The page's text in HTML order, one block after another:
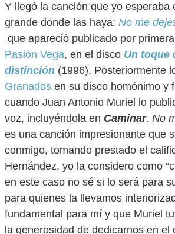
Y llegó la canción que yo esperaba
grande donde las haya: No me
que apareció publicado por
Pasión Vega, en el disco Un toque
distinción (1996). Posteriormente
Granados en su disco homónimo y
cuando Juan Antonio Muriel lo
voz, incluyéndola en Caminar. No
es una canción impresionante que
conmigo, tomando prestado el
Hernández, yo la considero como
en este caso no sé si lo será para
para quienes la llevamos
fundamental para mí y que Muriel
la generosidad de dedicarnos en el